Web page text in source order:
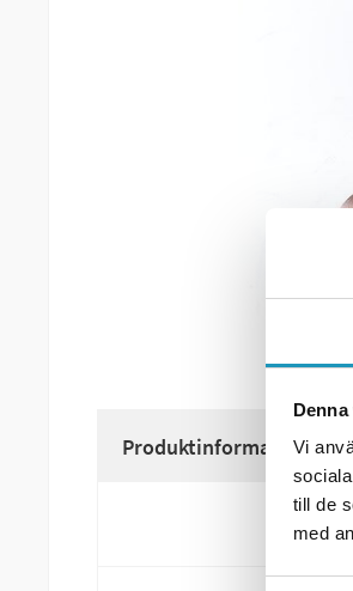
Vi
till de
med
Produktinformation